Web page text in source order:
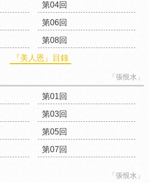
第04回
第06回
第08回
『美人恩』目錄
「張恨水」
第01回
第03回
第05回
第07回
「張恨水」